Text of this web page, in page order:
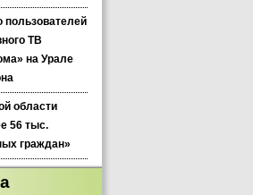
пользователей
ТВ
на Урале
области
56 тыс.
граждан»